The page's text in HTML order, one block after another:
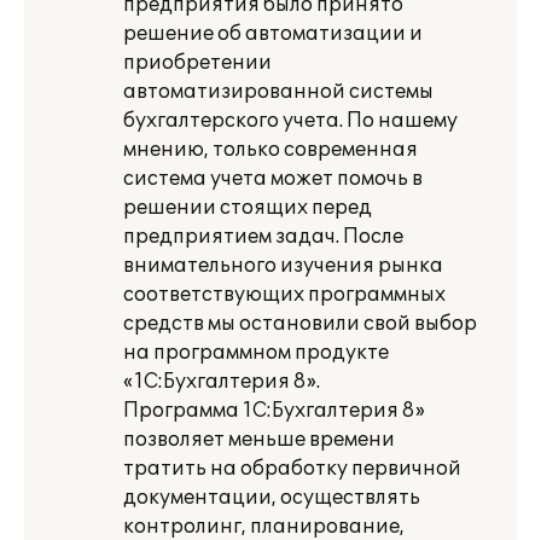
предприятия было принято
решение об автоматизации и
приобретении
автоматизированной системы
бухгалтерского учета. По нашему
мнению, только современная
система учета может помочь в
решении стоящих перед
предприятием задач. После
внимательного изучения рынка
соответствующих программных
средств мы остановили свой выбор
на программном продукте
«1С:Бухгалтерия 8».
Программа 1С:Бухгалтерия 8»
позволяет меньше времени
тратить на обработку первичной
документации, осуществлять
контролинг, планирование,